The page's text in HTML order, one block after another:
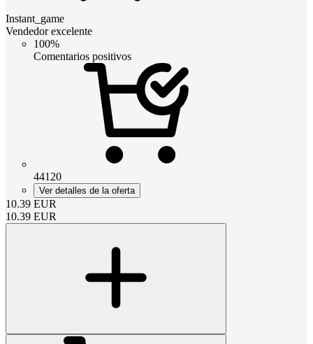
Instant_game
Vendedor excelente
100%
Comentarios positivos
44120
Ver detalles de la oferta
10.39 EUR
10.39 EUR